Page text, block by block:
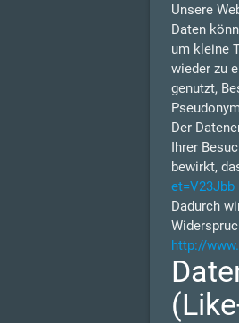
Unsere
Daten
um kleine
wieder zu
genutzt,
Der
Ihrer
bewirkt,
et=V23Jbb
Dadurch
http://